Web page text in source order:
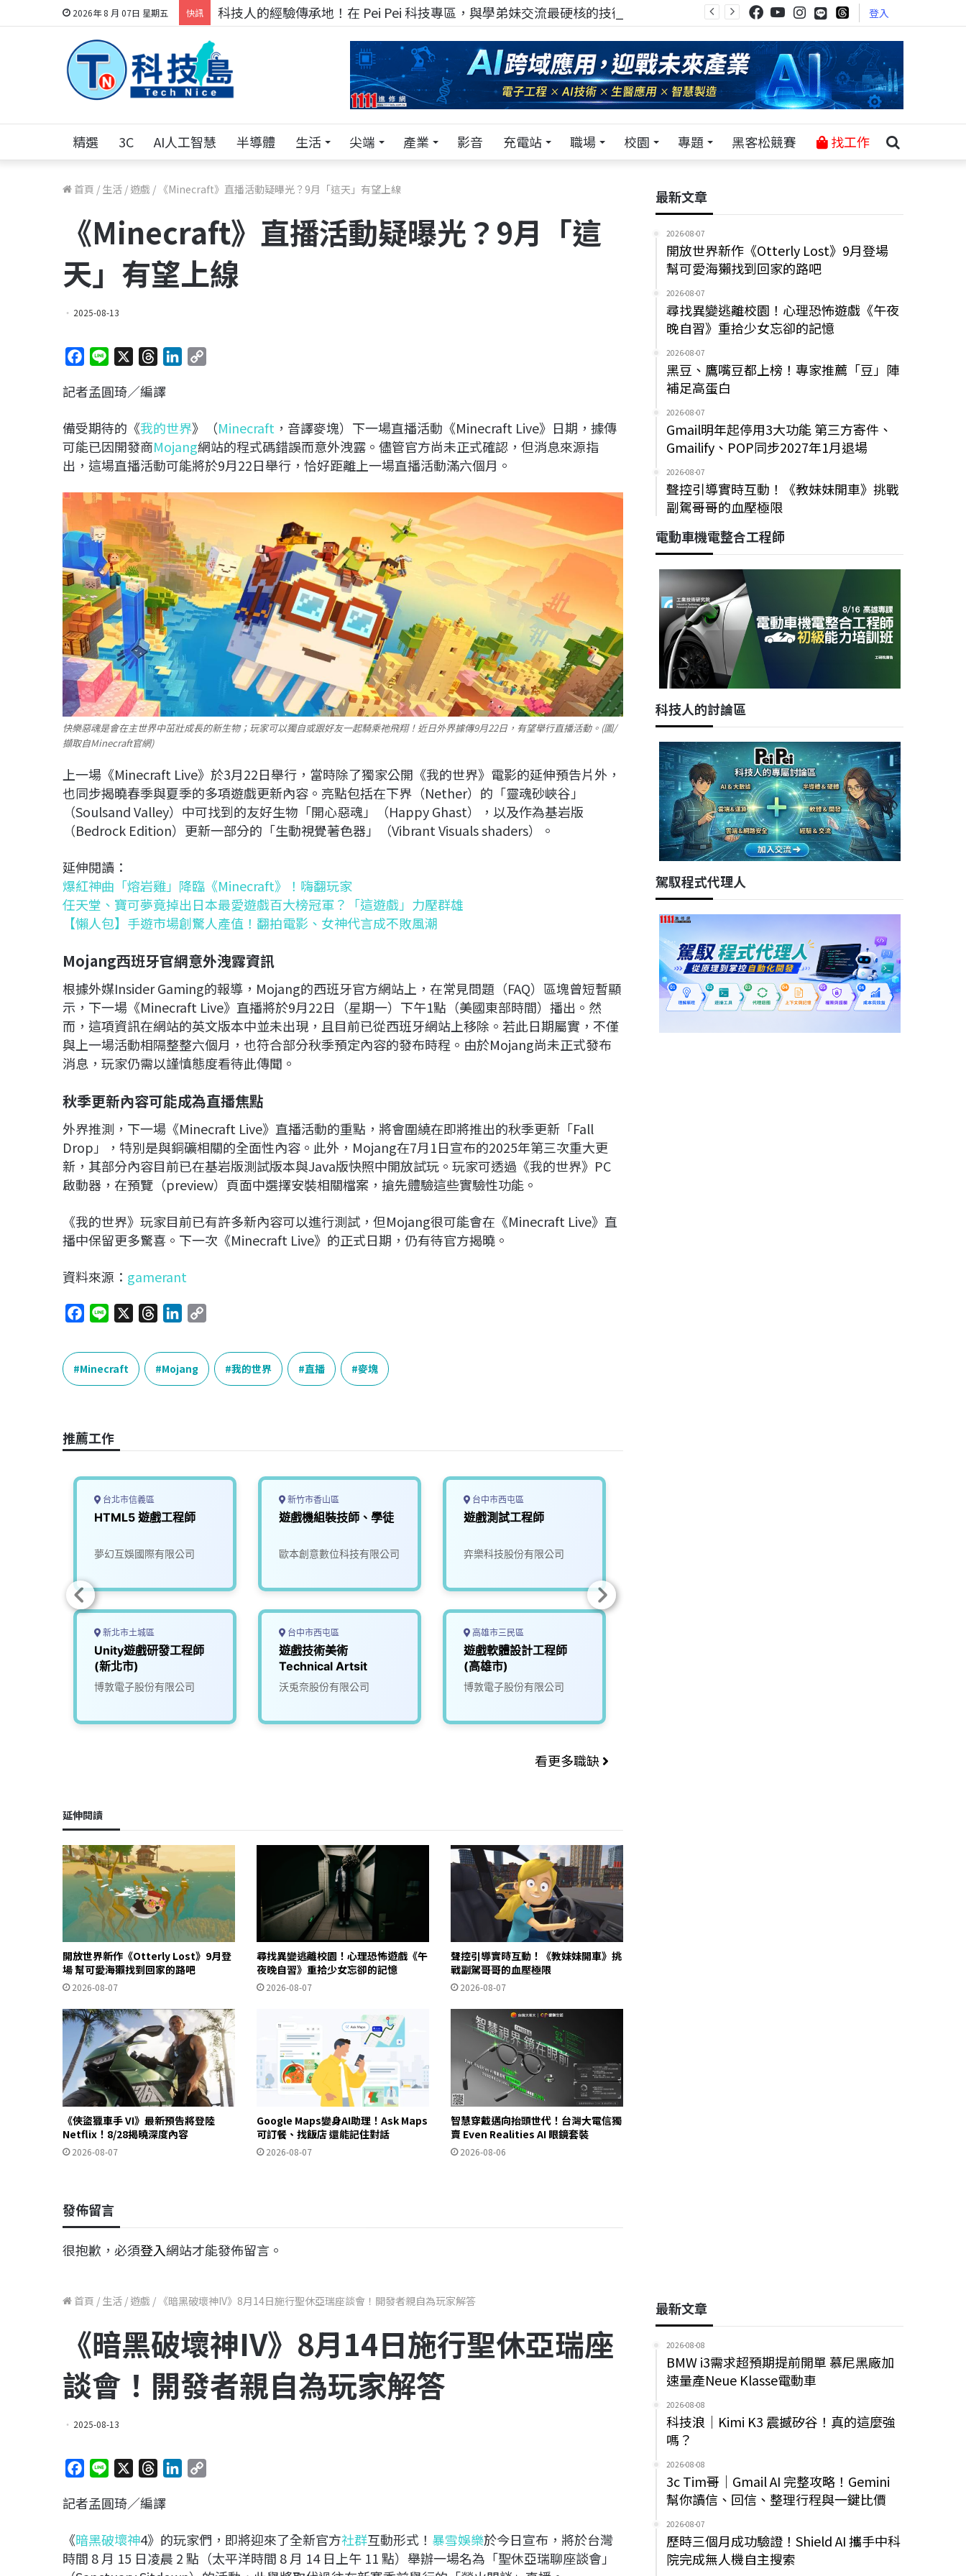
2026年 8 月 07日 星期五 快訊 科技人的經驗傳承地！在 Pei Pei 科技專區，與學弟妹交流最硬核的技術 登入
精選 3C AI人工智慧 半導體 生活 尖端 產業 影音 充電站 職場 校園 專題 黑客松競賽 找工作
首頁 / 生活 / 遊戲 / 《Minecraft》直播活動疑曝光？9月「這天」有望上線
《Minecraft》直播活動疑曝光？9月「這
天」有望上線
2025-08-13
c
b
o
o
n
r
a
d
s
e
d
I
i
n
記者孟圓琦／編譯
備受期待的《我的世界》（Minecraft ，音譯麥塊）下一場直播活動《Minecraft Live》日期，據傳
可能已因開發商Mojang網站的程式碼錯誤而意外洩露。儘管官方尚未正式確認，但消息來源指
出，這場直播活動可能將於9月22日舉行，恰好距離上一場直播活動滿六個月。
快樂惡魂是會在主世界中茁壯成長的新生物；玩家可以獨自或跟好友一起騎乘祂飛翔！近日外界據傳9月22日，有望舉行直播活動。(圖/
擷取自Minecraft官網)
上一場《Minecraft Live》於3月22日舉行，當時除了獨家公開《我的世界》電影的延伸預告片外，
也同步揭曉春季與夏季的多項遊戲更新內容。亮點包括在下界（Nether）的「靈魂砂峽谷」
（Soulsand Valley）中可找到的友好生物「開心惡魂」（Happy Ghast），以及作為基岩版
（Bedrock Edition）更新一部分的「生動視覺著色器」（Vibrant Visuals shaders）。
延伸閱讀：
爆紅神曲「熔岩雞」降臨《Minecraft》！嗨翻玩家
任天堂、寶可夢竟掉出日本最愛遊戲百大榜冠軍？「這遊戲」力壓群雄
【懶人包】手遊市場創驚人產值！翻拍電影、女神代言成不敗風潮
Mojang西班牙官網意外洩露資訊
根據外媒Insider Gaming的報導，Mojang的西班牙官方網站上，在常見問題（FAQ）區塊曾短暫顯
示，下一場《Minecraft Live》直播將於9月22日（星期一）下午1點（美國東部時間）播出。然
而，這項資訊在網站的英文版本中並未出現，且目前已從西班牙網站上移除。若此日期屬實，不僅
與上一場活動相隔整整六個月，也符合部分秋季預定內容的發布時程。由於Mojang尚未正式發布
消息，玩家仍需以謹慎態度看待此傳聞。
秋季更新內容可能成為直播焦點
外界推測，下一場《Minecraft Live》直播活動的重點，將會圍繞在即將推出的秋季更新「Fall
Drop」，特別是與銅礦相關的全面性內容。此外，Mojang在7月1日宣布的2025年第三次重大更
新，其部分內容目前已在基岩版測試版本與Java版快照中開放試玩。玩家可透過《我的世界》PC
啟動器，在預覽（preview）頁面中選擇安裝相關檔案，搶先體驗這些實驗性功能。
《我的世界》玩家目前已有許多新內容可以進行測試，但Mojang很可能會在《Minecraft Live》直
播中保留更多驚喜。下一次《Minecraft Live》的正式日期，仍有待官方揭曉。
資料來源： gamerant
c
e
b
k
n
e
r
e
a
n
k
e
y
Minecraft Mojang 我的世界 直播 麥塊
推薦工作
台北市信義區
HTML5 遊戲工程師
夢幻互娛國際有限公司
新北市土城區
Unity遊戲研發工程師
(新北市)
博敦電子股份有限公司
新竹市香山區
遊戲機組裝技師、學徒
歐本創意數位科技有限公司
台中市西屯區
遊戲技術美術
Technical Artsit
沃兎奈股份有限公司
台中市西屯區
遊戲測試工程師
弈樂科技股份有限公司
高雄市三民區
遊戲軟體設計工程師
(高雄市)
博敦電子股份有限公司
看更多職缺
延伸閱讀
開放世界新作《Otterly Lost》9月登
場 幫可愛海獺找到回家的路吧
2026-08-07
尋找異變逃離校園！心理恐怖遊戲《午
夜晚自習》重拾少女忘卻的記憶
2026-08-07
聲控引導實時互動！《教妹妹開車》挑
戰副駕哥哥的血壓極限
2026-08-07
《俠盜獵車手 VI》最新預告將登陸
Netflix！8/28揭曉深度內容
2026-08-07
Google Maps變身AI助理！Ask Maps
可訂餐、找飯店 還能記住對話
2026-08-07
智慧穿戴邁向抬頭世代！台灣大電信獨
賣 Even Realities AI 眼鏡套裝
2026-08-06
發佈留言
很抱歉，必須登入網站才能發佈留言。
最新文章
2026-08-07
開放世界新作《Otterly Lost》9月登場
幫可愛海獺找到回家的路吧
2026-08-07
尋找異變逃離校園！心理恐怖遊戲《午夜
晚自習》重拾少女忘卻的記憶
2026-08-07
黑豆、鷹嘴豆都上榜！專家推薦「豆」陣
補足高蛋白
2026-08-07
Gmail明年起停用3大功能 第三方寄件、
Gmailify、POP同步2027年1月退場
2026-08-07
聲控引導實時互動！《教妹妹開車》挑戰
副駕哥哥的血壓極限
電動車機電整合工程師
科技人的討論區
駕馭程式代理人